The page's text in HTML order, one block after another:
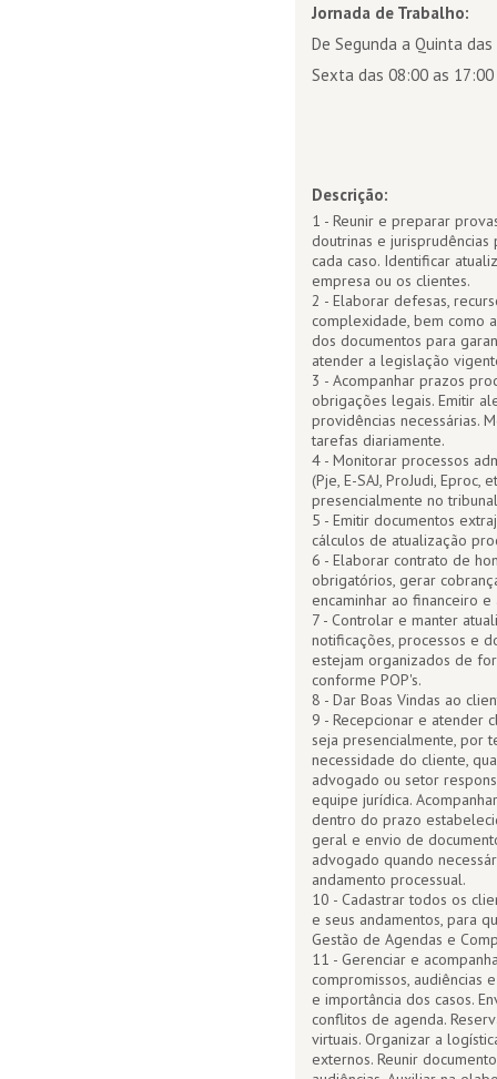
Jornada de Trabalho:
De Segunda a Quinta
Sexta das 08:00 as 17:00
Descrição:
1 - Reunir e preparar
doutrinas e
cada caso. Identificar
empresa ou os clientes.
2 - Elaborar defesas,
complexidade, bem como
dos documentos para
atender a legislação
3 - Acompanhar prazos
obrigações legais. Emitir
providências necessárias.
tarefas diariamente.
4 - Monitorar processos
(Pje, E-SAJ, ProJudi,
presencialmente no
5 - Emitir documentos
cálculos de atualização
6 - Elaborar contrato de
obrigatórios, gerar
encaminhar ao financeiro
7 - Controlar e manter
notificações, processos e
estejam organizados de
conforme POP's.
8 - Dar Boas Vindas ao
9 - Recepcionar e atender
seja presencialmente, por
necessidade do cliente,
advogado ou setor
equipe jurídica.
dentro do prazo
geral e envio de
advogado quando
andamento processual.
10 - Cadastrar todos os
e seus andamentos, para
Gestão de Agendas e
11 - Gerenciar e
compromissos, audiências
e importância dos casos.
conflitos de agenda.
virtuais. Organizar a
externos. Reunir